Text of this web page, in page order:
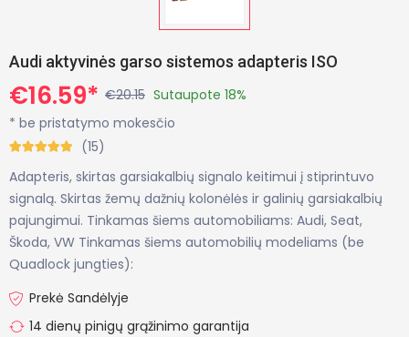
Audi aktyvinės garso sistemos adapteris ISO
€16.59* €20.15 Sutaupote 18%
* be pristatymo mokesčio
(15)
Adapteris, skirtas garsiakalbių signalo keitimui į stiprintuvo
signalą. Skirtas žemų dažnių kolonėlės ir galinių garsiakalbių
pajungimui. Tinkamas šiems automobiliams: Audi, Seat,
Škoda, VW Tinkamas šiems automobilių modeliams (be
Quadlock jungties):
Prekė Sandėlyje
14 dienų pinigų grąžinimo garantija